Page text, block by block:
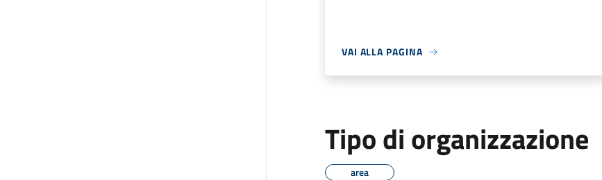
VAI ALLA PAGINA
Tipo di organizzazione
area